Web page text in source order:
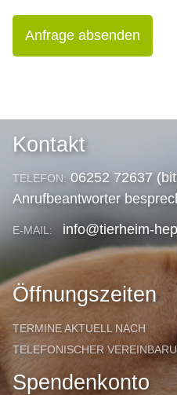
Anfrage absenden
Kontakt
TELEFON: 06252 72637
Anrufbeantworter
E-MAIL: info@tierheim-
Öffnungszeiten
TERMINE AKTUELL NACH
TELEFONISCHER
Spendenkonto